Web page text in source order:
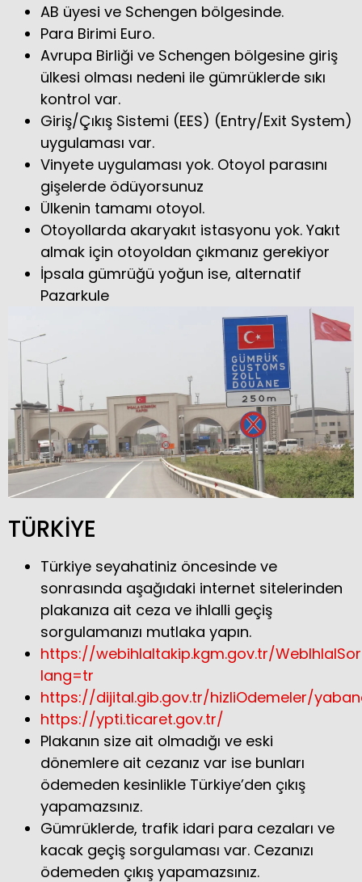
AB üyesi ve Schengen bölgesinde.
Para Birimi Euro.
Avrupa Birliği ve Schengen bölgesine giriş
ülkesi olması nedeni ile gümrüklerde sıkı
kontrol var.
Giriş/Çıkış Sistemi (EES) (Entry/Exit System)
uygulaması var.
Vinyete uygulaması yok. Otoyol parasını
gişelerde ödüyorsunuz
Ülkenin tamamı otoyol.
Otoyollarda akaryakıt istasyonu yok. Yakıt
almak için otoyoldan çıkmanız gerekiyor
İpsala gümrüğü yoğun ise, alternatif
Pazarkule
TÜRKİYE
Türkiye seyahatiniz öncesinde ve
sonrasında aşağıdaki internet sitelerinden
plakanıza ait ceza ve ihlalli geçiş
sorgulamanızı mutlaka yapın.
https://webihlaltakip.kgm.gov.tr/
lang=tr
https://dijital.gib.gov.tr/hizliOdemeler/
https://ypti.ticaret.gov.tr/
Plakanın size ait olmadığı ve eski
dönemlere ait cezanız var ise bunları
ödemeden kesinlikle Türkiye’den çıkış
yapamazsınız.
Gümrüklerde, trafik idari para cezaları ve
kacak geçiş sorgulaması var. Cezanızı
ödemeden çıkış yapamazsınız.